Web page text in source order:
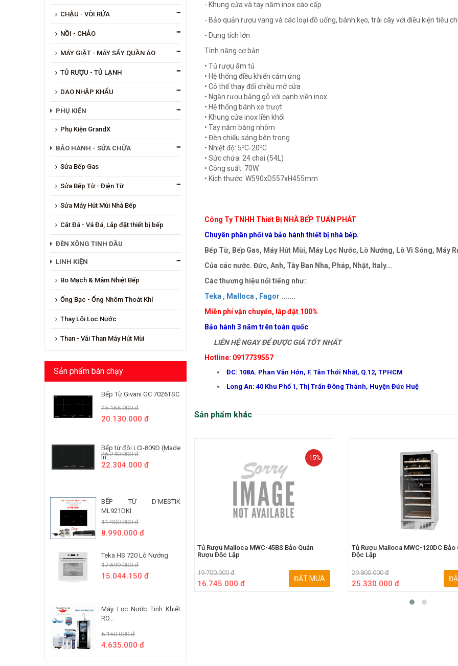
CHẬU - VÒI RỬA
NỒI - CHẢO
MÁY GIẶT - MÁY SẤY QUẦN ÁO
TỦ RƯỢU - TỦ LẠNH
DAO NHẬP KHẨU
PHỤ KIỆN
Phụ Kiện GrandX
BẢO HÀNH - SỬA CHỮA
Sửa Bếp Gas
Sửa Bếp Từ - Điện Từ
Sửa Máy Hút Mùi Nhà Bếp
Cắt Đá - Vá Đá, Lắp đặt thiết bị bếp
ĐÈN XÔNG TINH DẦU
LINH KIỆN
Bo Mạch & Mâm Nhiệt Bếp
Ống Bạc - Ống Nhôm Thoát Khí
Thay Lõi Lọc Nước
Than - Vải Than Máy Hút Mùi
Sản phẩm bán chạy
Bếp Từ Givani GC 7026TSC
25.165.000 đ
20.130.000 đ
Bếp từ đôi LCI-809D (Made
In...
26.240.000 đ
22.304.000 đ
BẾP TỪ D'MESTIK
ML921DKI
11.900.000 đ
8.990.000 đ
Teka HS 720 Lò Nướng
17.699.000 đ
15.044.150 đ
Máy Lọc Nước Tinh Khiết
RO...
5.150.000 đ
4.635.000 đ
- Khung cửa và tay năm inox cao cấp
- Bảo quản rượu vang và các loại đồ uống, bánh kẹo, trái cây với điều kiện tiêu
- Dung tích lớn
Tính năng cơ bản :
• Tủ rượu âm tủ
• Hệ thống điều khiển cảm ứng
• Có thể thay đổi chiều mở cửa
• Ngăn rượu bằng gỗ với cạnh viền inox
• Hệ thống bánh xe trượt
• Khung cửa inox liền khối
• Tay nắm bằng nhôm
• Đèn chiếu sáng bên trong
• Nhiệt độ: 5oC-20oC
• Sức chứa: 24 chai (54L)
• Công suất: 70W
• Kích thước: W590xD557xH455mm
Công Ty TNHH Thiết Bị NHÀ BẾP TUẤN PHÁT
Chuyên phân phối và bảo hành thiết bị nhà bếp.
Bếp Từ, Bếp Gas, Máy Hút Mùi, Máy Lọc Nước, Lò Nướng, Lò Vi Sóng, Máy
Của các nước. Đức, Anh, Tây Ban Nha, Pháp, Nhật, Italy...
Các thương hiệu nổi tiếng như:
Teka , Malloca , Fagor .......
Miễn phí vận chuyển, lắp đặt 100%
Bảo hành 3 năm trên toàn quốc
LIÊN HỆ NGAY ĐỂ ĐƯỢC GIÁ TỐT NHẤT
Hotline: 0917739557
ĐC: 108A. Phan Văn Hớn, F. Tân Thới Nhất, Q.12, TPHCM
Long An: 40 Khu Phố 1, Thị Trấn Đông Thành, Huyện Đức Huệ
Sản phẩm khác
-15%
Tủ Rượu Malloca MWC-45BS Bảo Quản
Rượu Độc Lập
19.700.000 đ
16.745.000 đ
ĐẶT MUA
Tủ Rượu Malloca MWC-120DC Bảo
Độc Lập
29.800.000 đ
25.330.000 đ